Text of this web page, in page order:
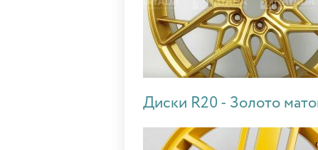
Диски R20 - Золото